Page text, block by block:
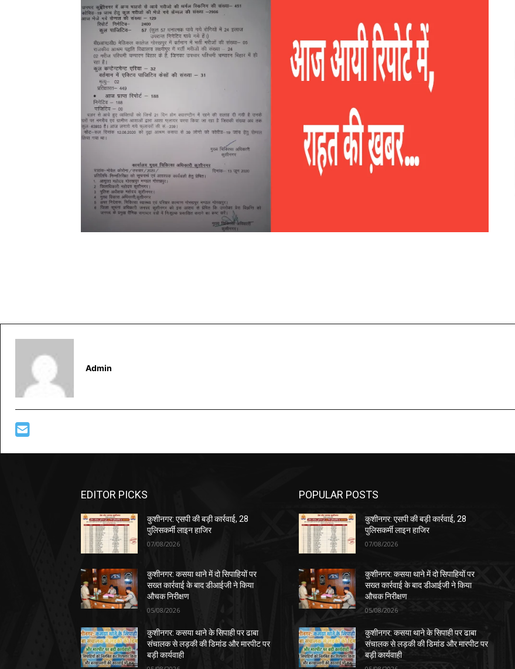
Admin
EDITOR PICKS
कुशीनगर: एसपी की बड़ी कार्रवाई, 28
पुलिसकर्मी लाइन हाजिर
07/08/2026
कुशीनगर: कसया थाने में दो सिपाहियों पर
सख्त कार्रवाई के बाद डीआईजी ने किया
औचक निरीक्षण
05/08/2026
कुशीनगर: कसया थाने के सिपाही पर ढाबा
संचालक से लड़की की डिमांड और मारपीट पर
बड़ी कार्यवाही
POPULAR POSTS
कुशीनगर: एसपी की बड़ी कार्रवाई, 28
पुलिसकर्मी लाइन हाजिर
07/08/2026
कुशीनगर: कसया थाने में दो सिपाहियों पर
सख्त कार्रवाई के बाद डीआईजी ने किया
औचक निरीक्षण
05/08/2026
कुशीनगर: कसया थाने के सिपाही पर ढाबा
संचालक से लड़की की डिमांड और मारपीट पर
बड़ी कार्यवाही